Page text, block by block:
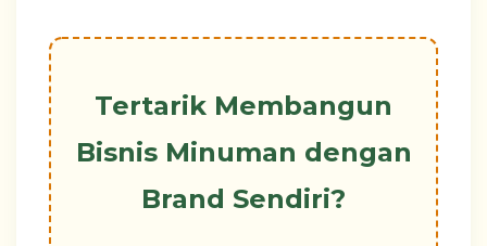
Tertarik Membangun
Bisnis Minuman dengan
Brand Sendiri?